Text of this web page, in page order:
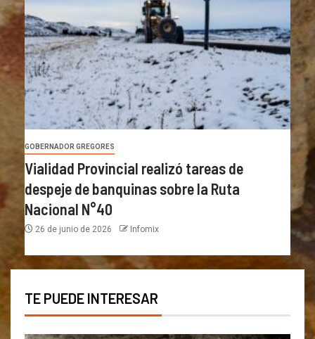
GOBERNADOR GREGORES
Vialidad Provincial realizó tareas de
despeje de banquinas sobre la Ruta
Nacional N°40
26 de junio de 2026 Infomix
TE PUEDE INTERESAR